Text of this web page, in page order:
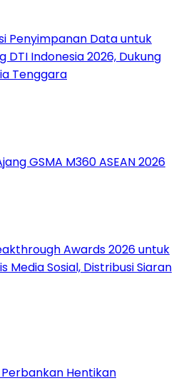
Penyimpanan Data untuk
DTI Indonesia 2026, Dukung
Tenggara
GSMA M360 ASEAN 2026
Awards 2026 untuk
Media Sosial, Distribusi Siaran
Hentikan